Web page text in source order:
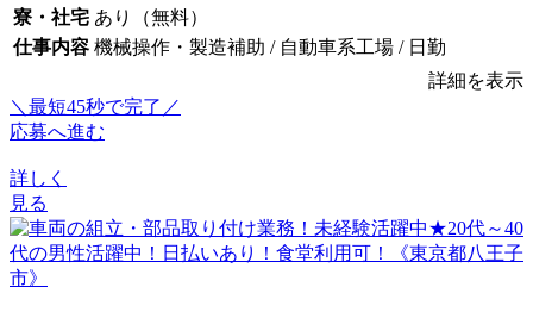
寮・社宅 あり（無料）
仕事内容 機械操作・製造補助 / 自動車系工場 / 日勤
詳細を表示
＼最短45秒で完了／
応募へ進む
詳しく
見る